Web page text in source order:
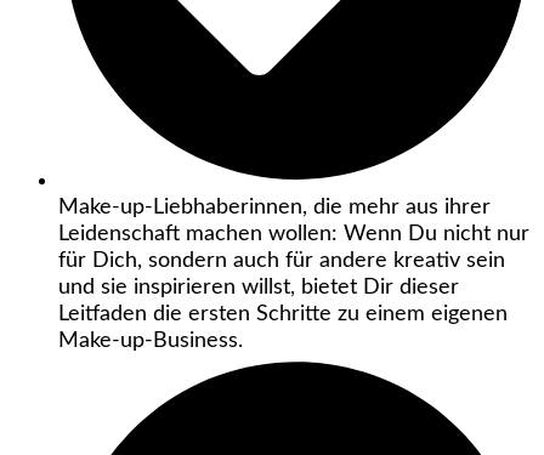
Make-up-Liebhaberinnen, die mehr aus ihrer
Leidenschaft machen wollen: Wenn Du nicht nur
für Dich, sondern auch für andere kreativ sein
und sie inspirieren willst, bietet Dir dieser
Leitfaden die ersten Schritte zu einem eigenen
Make-up-Business.